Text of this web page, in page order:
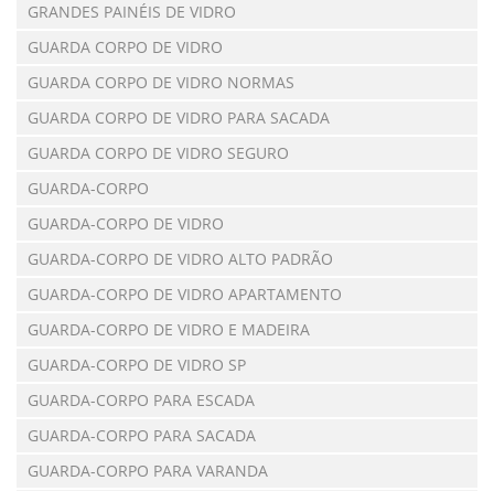
GRANDES PAINÉIS DE VIDRO
GUARDA CORPO DE VIDRO
GUARDA CORPO DE VIDRO NORMAS
GUARDA CORPO DE VIDRO PARA SACADA
GUARDA CORPO DE VIDRO SEGURO
GUARDA-CORPO
GUARDA-CORPO DE VIDRO
GUARDA-CORPO DE VIDRO ALTO PADRÃO
GUARDA-CORPO DE VIDRO APARTAMENTO
GUARDA-CORPO DE VIDRO E MADEIRA
GUARDA-CORPO DE VIDRO SP
GUARDA-CORPO PARA ESCADA
GUARDA-CORPO PARA SACADA
GUARDA-CORPO PARA VARANDA